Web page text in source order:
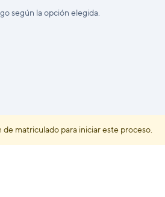
según la opción elegida.
matriculado para iniciar este proceso.